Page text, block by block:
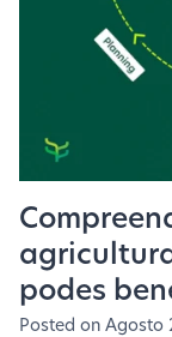
podes
Posted on Agosto